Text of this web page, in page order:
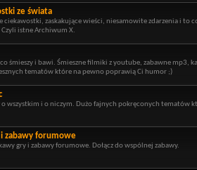
ze świata
ciekawostki, zaskakujące wieści, niesamowite zdarzenia i to
Czyli istne Archiwum X.
śmieszy i bawi. Śmieszne filmiki z youtube, zabawne mp3,
tematów które na pewno poprawią Ci humor ;)
o wszystkim i o niczym. Dużo fajnych pokręconych tematów
i zabawy forumowe
gry i zabawy forumowe. Dołącz do wspólnej zabawy.